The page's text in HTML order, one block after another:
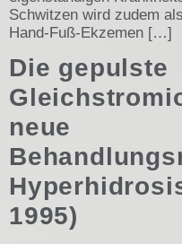
Schwitzen wird zudem
Hand-Fuß-Ekzemen […]
Die gepulste
neue
1995)